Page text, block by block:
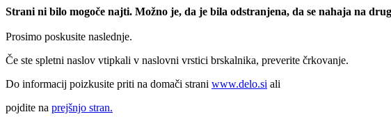
Strani ni bilo mogoče najti. Možno je, da je bila odstranjena, da se nahaja na
Prosimo poskusite naslednje.
Če ste spletni naslov vtipkali v naslovni vrstici brskalnika, preverite črkovanje.
Do informacij poizkusite priti na domači strani www.delo.si ali
pojdite na prejšnjo stran.